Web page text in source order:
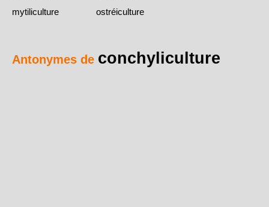
mytiliculture
ostréiculture
Antonymes de conchyliculture